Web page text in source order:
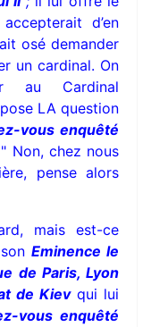
d’en
osé demander
un cardinal. On
au Cardinal
LA question
vous enquêté
" Non, chez nous
pense alors
mais est-ce
Eminence le
de Paris, Lyon
de Kievqui lui
vous enquêté